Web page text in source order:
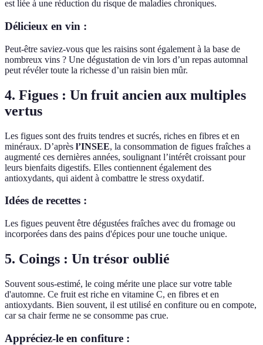
est liée à une réduction du risque de maladies chroniques.
Délicieux en vin :
Peut-être saviez-vous que les raisins sont également à la base de
nombreux vins ? Une dégustation de vin lors d’un repas automnal
peut révéler toute la richesse d’un raisin bien mûr.
4. Figues : Un fruit ancien aux multiples
vertus
Les figues sont des fruits tendres et sucrés, riches en fibres et en
minéraux. D’après l’INSEE, la consommation de figues fraîches a
augmenté ces dernières années, soulignant l’intérêt croissant pour
leurs bienfaits digestifs. Elles contiennent également des
antioxydants, qui aident à combattre le stress oxydatif.
Idées de recettes :
Les figues peuvent être dégustées fraîches avec du fromage ou
incorporées dans des pains d'épices pour une touche unique.
5. Coings : Un trésor oublié
Souvent sous-estimé, le coing mérite une place sur votre table
d'automne. Ce fruit est riche en vitamine C, en fibres et en
antioxydants. Bien souvent, il est utilisé en confiture ou en compote,
car sa chair ferme ne se consomme pas crue.
Appréciez-le en confiture :